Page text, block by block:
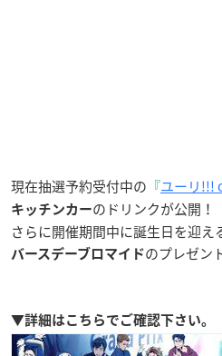
現在抽選予約受付中の 『ユーリ!!!
キッチンカーのドリンクが公開！
さらに開催期間中に誕生日を迎
バースデーブロマイドのプレゼン
▼詳細はこちらでご確認下さい。